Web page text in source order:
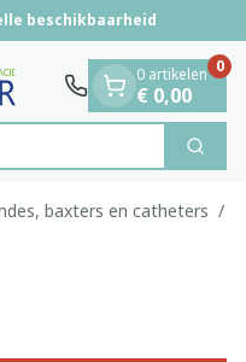
beschikbaarheid
Zoek
0 artikelen
€ 0,00
0
baxters en catheters /